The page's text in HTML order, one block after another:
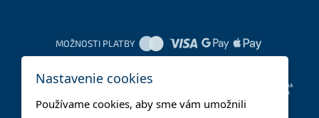
MOŽNOSTI PLATBY
Nastavenie cookies
Používame cookies, aby sme vám umožnili